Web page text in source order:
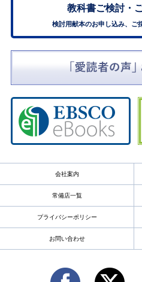
教科書ご検討・
検討用献本のお申し込み、ご
会社案内
常備店一覧
プライバシーポリシー
お問い合わせ